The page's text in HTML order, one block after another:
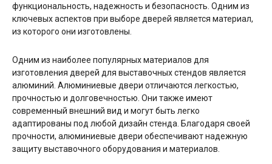
функциональность, надежность и безопасность. Одним из
ключевых аспектов при выборе дверей является материал,
из которого они изготовлены.
Одним из наиболее популярных материалов для
изготовления дверей для выставочных стендов является
алюминий. Алюминиевые двери отличаются легкостью,
прочностью и долговечностью. Они также имеют
современный внешний вид и могут быть легко
адаптированы под любой дизайн стенда. Благодаря своей
прочности, алюминиевые двери обеспечивают надежную
защиту выставочного оборудования и материалов.